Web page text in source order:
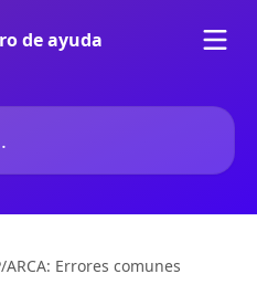
ARCA: Errores comunes